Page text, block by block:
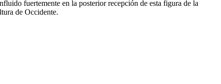
fuertemente en la posterior recepción de esta figura de la
de Occidente.